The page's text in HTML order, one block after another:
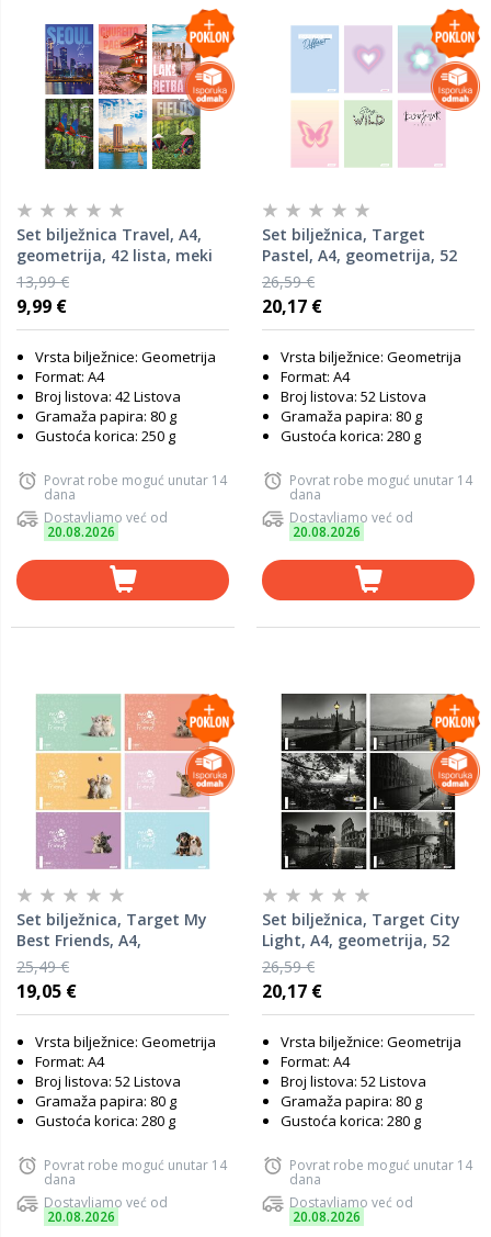
Set bilježnica Travel, A4,
geometrija, 42 lista, meki
uvez, 10 KOM
13,99 €
9,99 €
Vrsta bilježnice: Geometrija
Format: A4
Broj listova: 42 Listova
Gramaža papira: 80 g
Gustoća korica: 250 g
Povrat robe moguć unutar 14
dana
Dostavljamo već od
20.08.2026
Set bilježnica, Target
Pastel, A4, geometrija, 52
lista, meki uvez, 10 KOM
26,59 €
20,17 €
Vrsta bilježnice: Geometrija
Format: A4
Broj listova: 52 Listova
Gramaža papira: 80 g
Gustoća korica: 280 g
Povrat robe moguć unutar 14
dana
Dostavljamo već od
20.08.2026
Set bilježnica, Target My
Best Friends, A4,
geometrija, 52 lista, meki
uvez, 10 KOM
25,49 €
19,05 €
Vrsta bilježnice: Geometrija
Format: A4
Broj listova: 52 Listova
Gramaža papira: 80 g
Gustoća korica: 280 g
Povrat robe moguć unutar 14
dana
Dostavljamo već od
20.08.2026
Set bilježnica, Target City
Light, A4, geometrija, 52
lista, meki uvez, 10 KOM
26,59 €
20,17 €
Vrsta bilježnice: Geometrija
Format: A4
Broj listova: 52 Listova
Gramaža papira: 80 g
Gustoća korica: 280 g
Povrat robe moguć unutar 14
dana
Dostavljamo već od
20.08.2026